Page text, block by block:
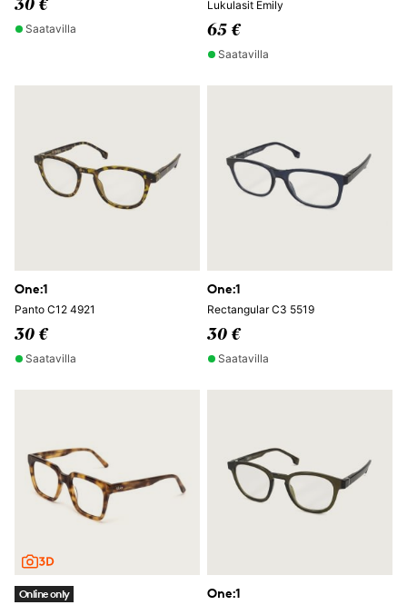
30 €
Saatavilla
Lukulasit Emily
65 €
Saatavilla
One:1
Panto C12 4921
30 €
Saatavilla
One:1
Rectangular C3 5519
30 €
Saatavilla
Online only One:1